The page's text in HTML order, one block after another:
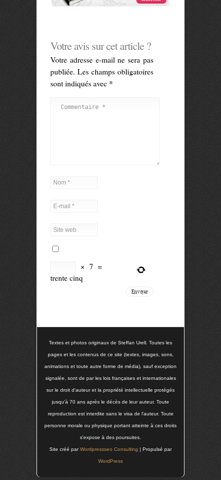
Votre avis sur cet article ?
Votre adresse e-mail ne sera pas
publiée. Les champs obligatoires
sont indiqués avec *
× 7 =
trente cinq
Textes et photos originaux de Steffan Urell. Toutes les
pages et les contenus de ce site (textes, images, sons,
animations et toute autre forme de média), sauf exception
signalée, sont de par les lois françaises et internationales
sur le droit d'auteur et la propriété intellectuelle protégés
jusqu'à 70 ans après le décès de leur auteur. Toute
reproduction est interdite sans le visa de l'auteur. Toute
personne morale ou physique portant atteinte à ces droits
s'expose à des poursuites.
Site créé parWordpressseo Consulting | Propulsé par
WordPress